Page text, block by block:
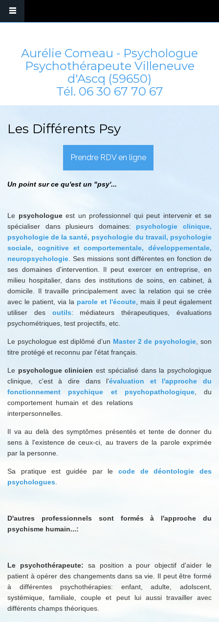
Aurélie Comeau - Psychologue
Psychothérapeute Villeneuve
d'Ascq (59650)
Tél. 06 30 67 70 67
Les Différents Psy
Prendre RDV en ligne
Un point sur ce qu'est un "psy'...
Le psychologueest un professionnel qui peut intervenir et se
spécialiser dans plusieurs domaines: psychologie clinique,
psychologie de la santé, psychologie du travail, psychologie
sociale, cognitive et comportementale, développementale,
neuropsychologie . Ses missions sont différentes en fonction de
ses domaines d'intervention. Il peut exercer en entreprise, en
milieu hospitalier, dans des institutions de soins, en cabinet, à
domicile. Il travaille principalement avec la relation qui se crée
avec le patient, via la parole et l'écoute, mais il peut également
utiliser des outils: médiateurs thérapeutiques, évaluations
psychométriques, test projectifs, etc.
Le psychologue est diplômé d’un Master 2 de psychologie , son
titre protégé et reconnu par l'état français.
Le psychologue clinicien est spécialisé dans la psychologique
clinique, c'est à dire dans l’évaluation et l'approche du
fonctionnement psychique et psychopathologique, du
comportement humain et des relations
interpersonnelles.
Il va au delà des symptômes présentés et tente de donner du
sens à l'existence de ceux-ci, au travers de la parole exprimée
par la personne.
Sa pratique est guidée par le code de déontologie des
psychologues
D'autres professionnels sont formés à l'approche du
psychisme humain...:
Le psychothérapeute: sa position a pour objectif d'aider le
patient à opérer des changements dans sa vie. Il peut être formé
à différentes psychothérapies: enfant, adulte, adolscent,
systémique, familiale, couple et peut lui aussi travailler avec
différents champs théoriques.